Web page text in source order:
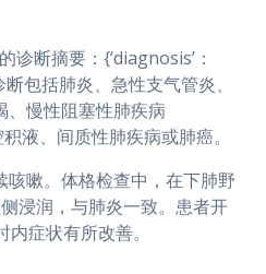
诊断摘要：{‘diagnosis’：
包括肺炎、急性支气管炎、
、慢性阻塞性肺疾病
液、间质性肺疾病或肺癌。
嗽。体格检查中，在下肺野
浸润，与肺炎一致。患者开
症状有所改善。